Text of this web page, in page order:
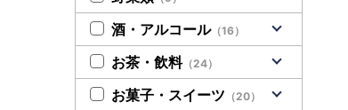
酒・アルコール（16）
お茶・飲料（24）
お菓子・スイーツ （20）